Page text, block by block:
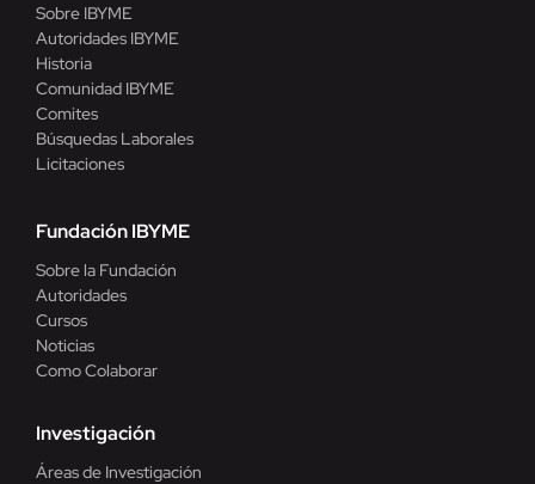
Sobre IBYME
Autoridades IBYME
Historia
Comunidad IBYME
Comites
Búsquedas Laborales
Licitaciones
Fundación IBYME
Sobre la Fundación
Autoridades
Cursos
Noticias
Como Colaborar
Investigación
Áreas de Investigación